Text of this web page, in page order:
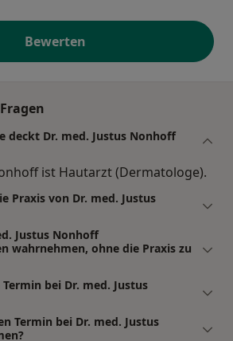
Bewerten
deckt Dr. med. Justus Nonhoff
ist Hautarzt (Dermatologe).
Praxis von Dr. med. Justus
Justus Nonhoff
wahrnehmen, ohne die Praxis zu
bei Dr. med. Justus
Termin bei Dr. med. Justus